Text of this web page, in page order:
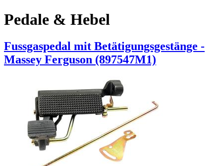
Pedale & Hebel
Fussgaspedal mit Betätigungsgestänge -
Massey Ferguson (897547M1)